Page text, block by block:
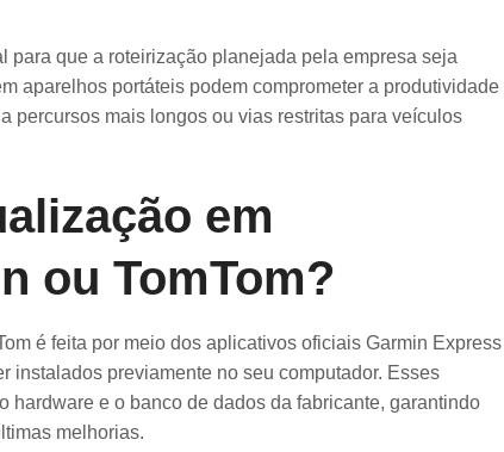
para que a roteirização planejada pela empresa seja
aparelhos portáteis podem comprometer a produtividade
percursos mais longos ou vias restritas para veículos
em
ou TomTom?
é feita por meio dos aplicativos oficiais Garmin Express
instalados previamente no seu computador. Esses
hardware e o banco de dados da fabricante, garantindo
melhorias.